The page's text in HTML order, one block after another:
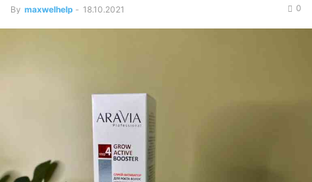
By maxwelhelp - 18.10.2021 0